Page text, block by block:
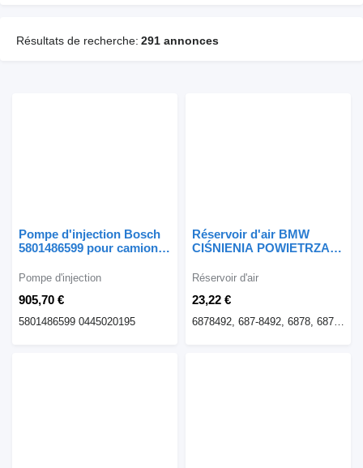
Résultats de recherche: 291 annonces
Pompe d'injection Bosch
5801486599 pour camion
905,70 €
Pompe d'injection
5801486599 0445020195
Réservoir d'air BMW
CIŚNIENIA POWIETRZA
G07 pour automobile
23,22 €
Réservoir d'air
6878492, 687-8492, 6878, 68784